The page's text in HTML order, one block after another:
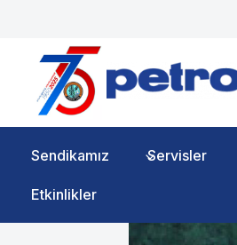
content
Sendikamız Servisler
Etkinlikler